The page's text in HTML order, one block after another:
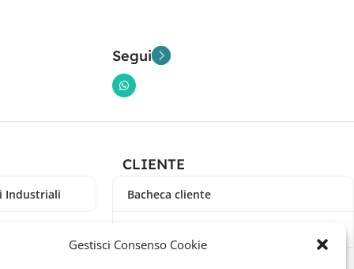
Gestisci Consenso Cookie
Segui
Industriali
CLIENTE
Bacheca cliente